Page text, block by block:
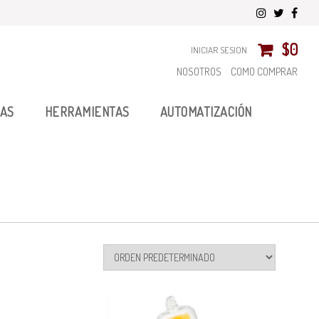
$0
INICIAR SESION
NOSOTROS COMO COMPRAR
HERRAMIENTAS AUTOMATIZACIÓN